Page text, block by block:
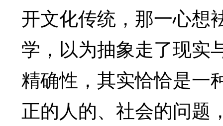
开文化传统，那一心想
学，以为抽象走了现实
精确性，其实恰恰是一
正的人的、社会的问题